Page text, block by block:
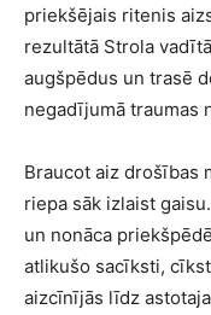
priekšējais ritenis
rezultātā Strola
augšpēdus un trasē
negadījumā traumas
Braucot aiz drošības
riepa sāk izlaist
un nonāca
atlikušo sacīksti,
aizcīnījās līdz